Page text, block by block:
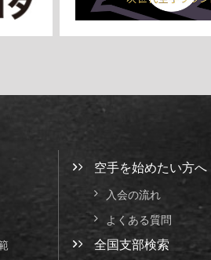
空手を始めたい方へ
入会の流れ
よくある質問
全国支部検索